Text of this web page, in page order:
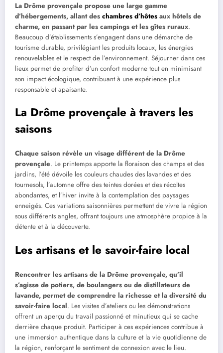
La Drôme provençale propose une large gamme
d’hébergements, allant des chambres d’hôtes aux hôtels de
charme, en passant par les campings et les gîtes ruraux.
Beaucoup d’établissements s’engagent dans une démarche de
tourisme durable, privilégiant les produits locaux, les énergies
renouvelables et le respect de l’environnement. Séjourner dans ces
lieux permet de profiter d’un confort moderne tout en minimisant
son impact écologique, contribuant à une expérience plus
responsable et apaisante.
La Drôme provençale à travers les
saisons
Chaque saison révèle un visage différent de la Drôme
provençale. Le printemps apporte la floraison des champs et des
jardins, l’été dévoile les couleurs chaudes des lavandes et des
tournesols, l’automne offre des teintes dorées et des récoltes
abondantes, et l’hiver invite à la contemplation des paysages
enneigés. Ces variations saisonnières permettent de vivre la région
sous différents angles, offrant toujours une atmosphère propice à la
détente et à la découverte.
Les artisans et le savoir-faire local
Rencontrer les artisans de la Drôme provençale, qu’il
s’agisse de potiers, de boulangers ou de distillateurs de
lavande, permet de comprendre la richesse et la diversité du
savoir-faire local. Les visites d’ateliers ou les démonstrations
offrent un aperçu du travail passionné et minutieux qui se cache
derrière chaque produit. Participer à ces expériences contribue à
une immersion authentique dans la culture et la vie quotidienne de
la région, renforçant le sentiment de connexion avec le lieu.